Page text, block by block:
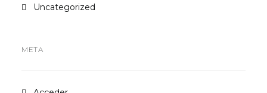
Uncategorized
META